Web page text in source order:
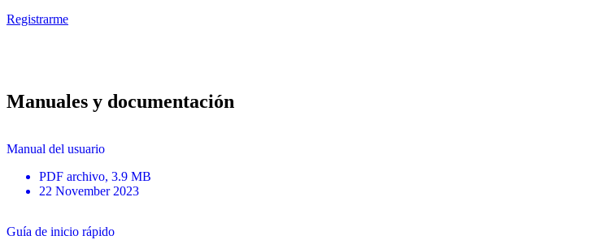
Registrarme
Manuales y documentación
Manual del usuario
PDF archivo, 3.9 MB
22 November 2023
Guía de inicio rápido